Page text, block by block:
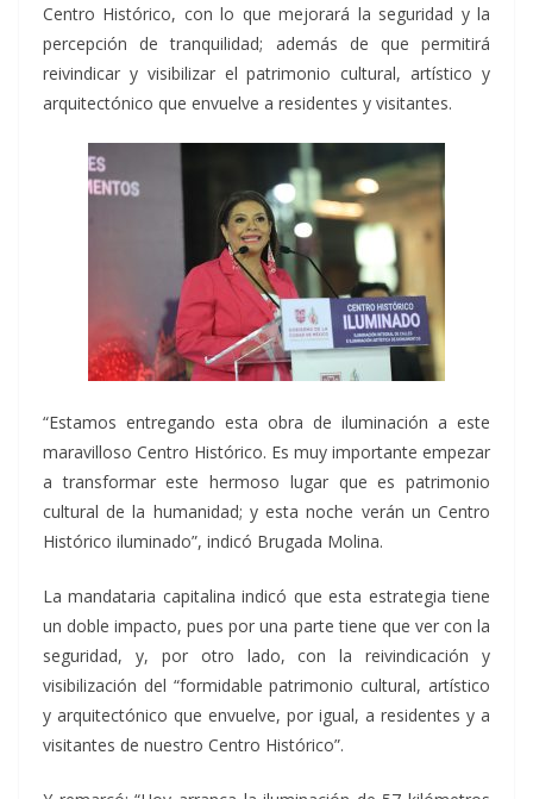
Centro Histórico, con lo que mejorará la seguridad y la
percepción de tranquilidad; además de que permitirá
reivindicar y visibilizar el patrimonio cultural, artístico y
arquitectónico que envuelve a residentes y visitantes.
“Estamos entregando esta obra de iluminación a este
maravilloso Centro Histórico. Es muy importante empezar
a transformar este hermoso lugar que es patrimonio
cultural de la humanidad; y esta noche verán un Centro
Histórico iluminado”, indicó Brugada Molina.
La mandataria capitalina indicó que esta estrategia tiene
un doble impacto, pues por una parte tiene que ver con la
seguridad, y, por otro lado, con la reivindicación y
visibilización del “formidable patrimonio cultural, artístico
y arquitectónico que envuelve, por igual, a residentes y a
visitantes de nuestro Centro Histórico”.